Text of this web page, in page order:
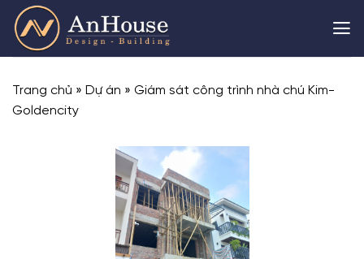
Skip
content
Trang chủ » Dự án » Giám sát công trình nhà chú Kim-
Goldencity